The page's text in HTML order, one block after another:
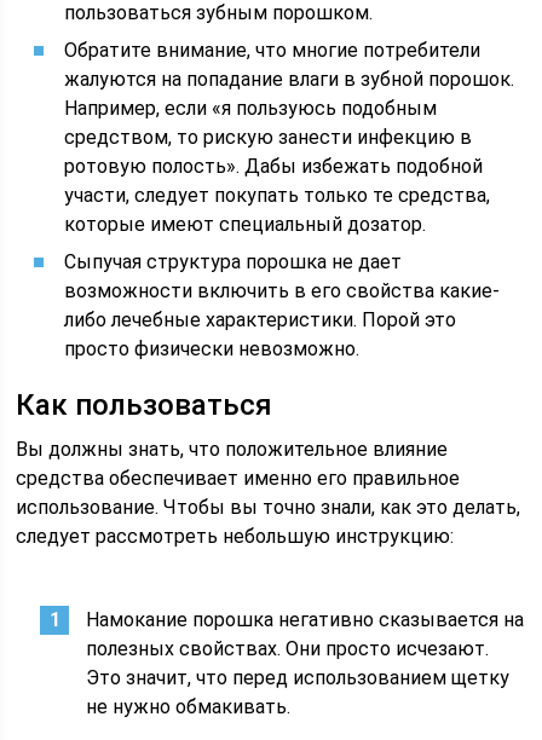
пользоваться зубным порошком.
Обратите внимание, что многие потребители
жалуются на попадание влаги в зубной порошок.
Например, если «я пользуюсь подобным
средством, то рискую занести инфекцию в
ротовую полость». Дабы избежать подобной
участи, следует покупать только те средства,
которые имеют специальный дозатор.
Сыпучая структура порошка не дает
возможности включить в его свойства какие-
либо лечебные характеристики. Порой это
просто физически невозможно.
Как пользоваться
Вы должны знать, что положительное влияние
средства обеспечивает именно его правильное
использование. Чтобы вы точно знали, как это делать,
следует рассмотреть небольшую инструкцию:
Намокание порошка негативно сказывается на
полезных свойствах. Они просто исчезают.
Это значит, что перед использованием щетку
не нужно обмакивать.